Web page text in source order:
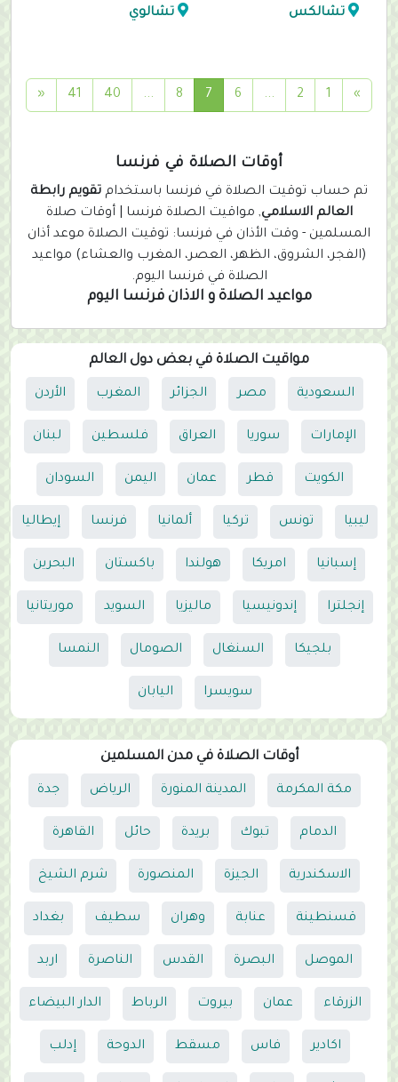
تشالكس تشالوي
»
1
2
...
6
7
c
r
t
8
...
40
41
«
أوقات الصلاة في فرنسا
تم حساب توقيت الصلاة في فرنسا باستخدام تقويم رابطة
العالم الاسلامي, مواقيت الصلاة فرنسا | أوقات صلاة
المسلمين - وقت الأذان في فرنسا: توقيت الصلاة موعد أذان
(الفجر، الشروق، الظهر، العصر، المغرب والعشاء) مواعيد
الصلاة في فرنسا اليوم.
مواعيد الصلاة و الاذان فرنسا اليوم
مواقيت الصلاة في بعض دول العالم
السعودية مصر الجزائر المغرب الأردن
الإمارات سوريا العراق فلسطين لبنان
الكويت قطر عمان اليمن السودان
ليبيا تونس تركيا ألمانيا فرنسا إيطاليا
إسبانيا امريكا هولندا باكستان البحرين
إنجلترا إندونيسيا ماليزيا السويد موريتانيا
بلجيكا السنغال الصومال النمسا
سويسرا اليابان
أوقات الصلاة في مدن المسلمين
مكة المكرمة المدينة المنورة الرياض جدة
الدمام تبوك بريدة حائل القاهرة
الاسكندرية الجيزة المنصورة شرم الشيخ
قسنطينة عنابة وهران سطيف بغداد
الموصل البصرة القدس الناصرة اربد
الزرقاء عمان بيروت الرباط الدار البيضاء
اكادير فاس مسقط الدوحة إدلب